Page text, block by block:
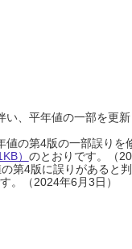
、平年値の一部を更
の第4版の一部誤り
） のとおりです。（
第4版に誤りがあると
。（2024年6月3日）